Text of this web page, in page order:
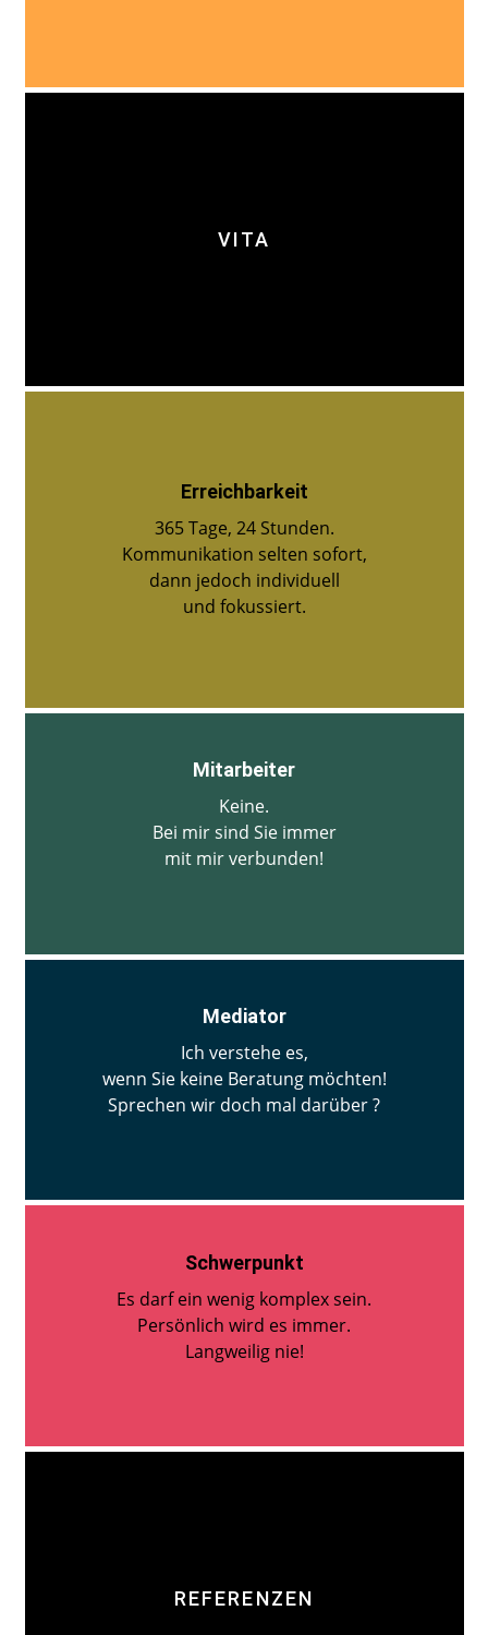
VITA
Erreichbarkeit
365 Tage, 24 Stunden.
Kommunikation selten sofort,
dann jedoch individuell
und fokussiert.
Mitarbeiter
Keine.
Bei mir sind Sie immer
mit mir verbunden!
Mediator
Ich verstehe es,
wenn Sie keine Beratung möchten!
Sprechen wir doch mal darüber ?
Schwerpunkt
Es darf ein wenig komplex sein.
Persönlich wird es immer.
Langweilig nie!
REFERENZEN